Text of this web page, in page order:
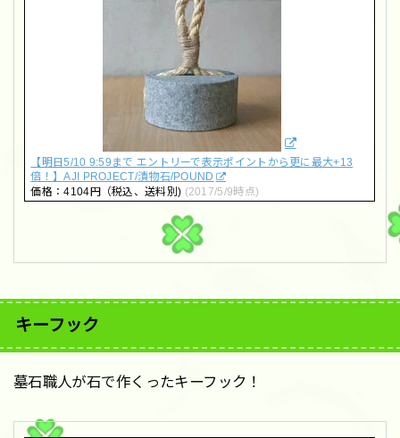
【明日5/10 9:59まで エントリーで表示ポイントから更に最大+13
倍！】AJI PROJECT/漬物石/POUND
価格：4104円（税込、送料別) (2017/5/9時点)
キーフック
墓石職人が石で作くったキーフック！